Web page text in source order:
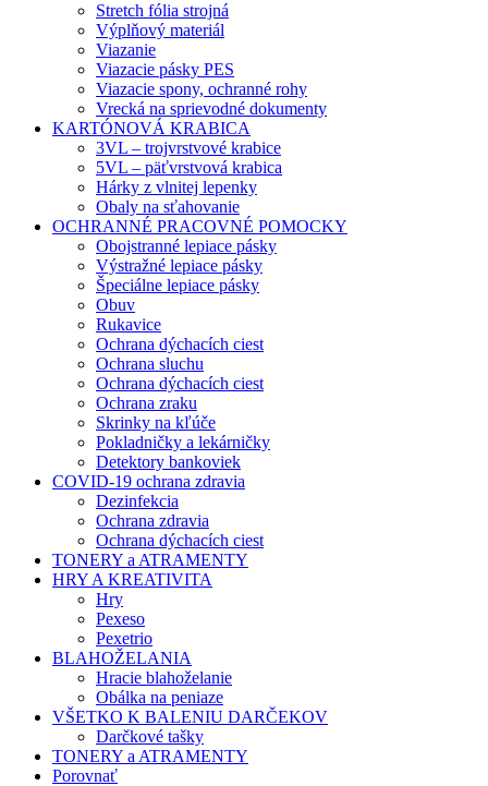
Stretch fólia strojná
Výplňový materiál
Viazanie
Viazacie pásky PES
Viazacie spony, ochranné rohy
Vrecká na sprievodné dokumenty
KARTÓNOVÁ KRABICA
3VL – trojvrstvové krabice
5VL – päťvrstvová krabica
Hárky z vlnitej lepenky
Obaly na sťahovanie
OCHRANNÉ PRACOVNÉ POMOCKY
Obojstranné lepiace pásky
Výstražné lepiace pásky
Špeciálne lepiace pásky
Obuv
Rukavice
Ochrana dýchacích ciest
Ochrana sluchu
Ochrana dýchacích ciest
Ochrana zraku
Skrinky na kľúče
Pokladničky a lekárničky
Detektory bankoviek
COVID-19 ochrana zdravia
Dezinfekcia
Ochrana zdravia
Ochrana dýchacích ciest
TONERY a ATRAMENTY
HRY A KREATIVITA
Hry
Pexeso
Pexetrio
BLAHOŽELANIA
Hracie blahoželanie
Obálka na peniaze
VŠETKO K BALENIU DARČEKOV
Darčkové tašky
TONERY a ATRAMENTY
Porovnať